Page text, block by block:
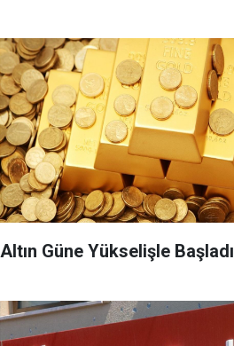
Altın Güne Yükselişle Başladı